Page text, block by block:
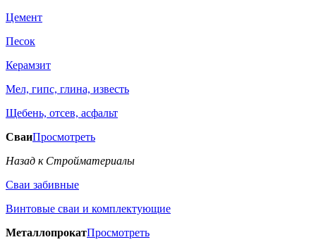
Цемент
Песок
Керамзит
Мел, гипс, глина, известь
Щебень, отсев, асфальт
СваиПросмотреть
Назад к Стройматериалы
Сваи забивные
Винтовые сваи и комплектующие
МеталлопрокатПросмотреть